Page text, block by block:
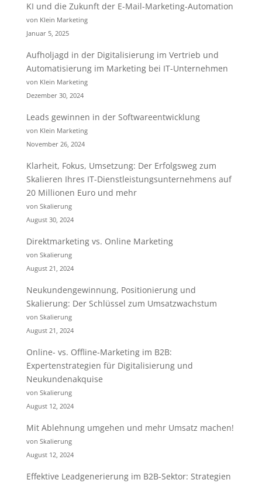
KI und die Zukunft der E-Mail-Marketing-Automation
von Klein Marketing
Januar 5, 2025
Aufholjagd in der Digitalisierung im Vertrieb und
Automatisierung im Marketing bei IT-Unternehmen
von Klein Marketing
Dezember 30, 2024
Leads gewinnen in der Softwareentwicklung
von Klein Marketing
November 26, 2024
Klarheit, Fokus, Umsetzung: Der Erfolgsweg zum
Skalieren Ihres IT-Dienstleistungsunternehmens auf
20 Millionen Euro und mehr
von Skalierung
August 30, 2024
Direktmarketing vs. Online Marketing
von Skalierung
August 21, 2024
Neukundengewinnung, Positionierung und
Skalierung: Der Schlüssel zum Umsatzwachstum
von Skalierung
August 21, 2024
Online- vs. Offline-Marketing im B2B:
Expertenstrategien für Digitalisierung und
Neukundenakquise
von Skalierung
August 12, 2024
Mit Ablehnung umgehen und mehr Umsatz machen!
von Skalierung
August 12, 2024
Effektive Leadgenerierung im B2B-Sektor: Strategien